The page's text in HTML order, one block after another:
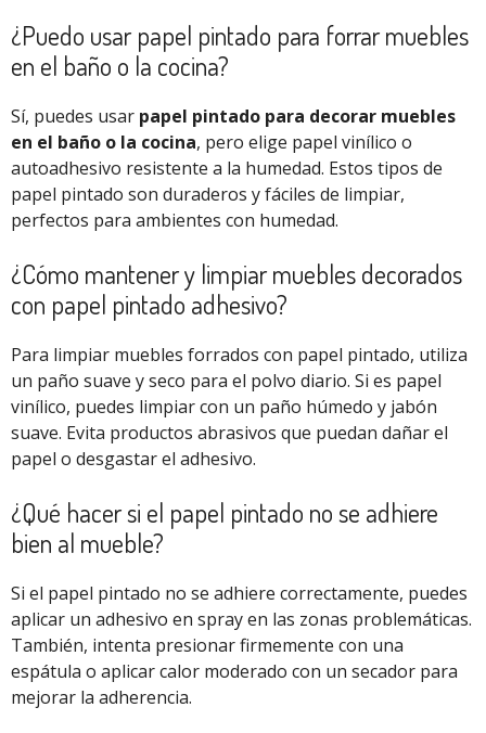
¿Puedo usar papel pintado para forrar muebles
en el baño o la cocina?
Sí, puedes usar papel pintado para decorar muebles
en el baño o la cocina, pero elige papel vinílico o
autoadhesivo resistente a la humedad. Estos tipos de
papel pintado son duraderos y fáciles de limpiar,
perfectos para ambientes con humedad.
¿Cómo mantener y limpiar muebles decorados
con papel pintado adhesivo?
Para limpiar muebles forrados con papel pintado, utiliza
un paño suave y seco para el polvo diario. Si es papel
vinílico, puedes limpiar con un paño húmedo y jabón
suave. Evita productos abrasivos que puedan dañar el
papel o desgastar el adhesivo.
¿Qué hacer si el papel pintado no se adhiere
bien al mueble?
Si el papel pintado no se adhiere correctamente, puedes
aplicar un adhesivo en spray en las zonas problemáticas.
También, intenta presionar firmemente con una
espátula o aplicar calor moderado con un secador para
mejorar la adherencia.